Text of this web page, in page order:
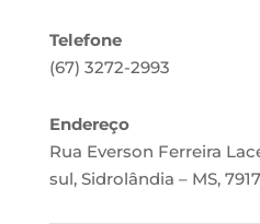
Telefone
(67) 3272-2993
Endereço
Rua Everson Ferreira
sul, Sidrolândia – MS,